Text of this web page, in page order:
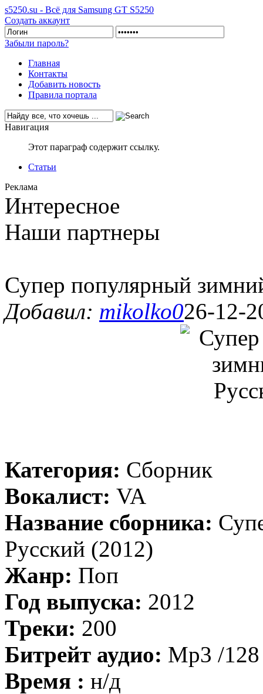
s5250.su - Всё для Samsung GT S5250
Создать аккаунт
Забыли пароль?
Главная
Контакты
Добавить новость
Правила портала
Навигация
Этот параграф содержит ссылку.
Статьи
Реклама
Интересное
Наши партнеры
Супер популярный
Добавил: mikolko026-12-
Категория: Сборник
Вокалист: VA
Название сборника:
Русский (2012)
Жанр: Поп
Год выпуска: 2012
Треки: 200
Битрейт аудио: Mp3 /
Время : н/д